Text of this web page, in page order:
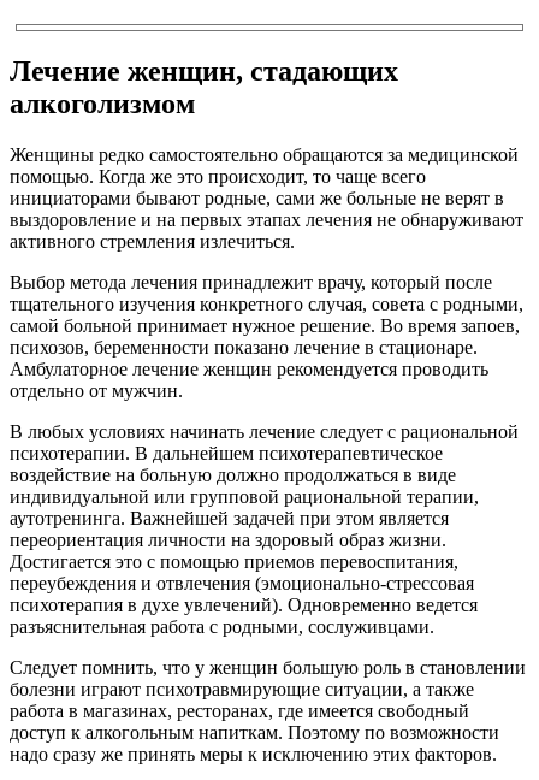
Лечение женщин, стадающих
алкоголизмом
Женщины редко самостоятельно обращаются за медицинской
помощью. Когда же это происходит, то чаще всего
инициаторами бывают родные, сами же больные не верят в
выздоровление и на первых этапах лечения не обнаруживают
активного стремления излечиться.
Выбор метода лечения принадлежит врачу, который после
тщательного изучения конкретного случая, совета с родными,
самой больной принимает нужное решение. Во время запоев,
психозов, беременности показано лечение в стационаре.
Амбулаторное лечение женщин рекомендуется проводить
отдельно от мужчин.
В любых условиях начинать лечение следует с рациональной
психотерапии. В дальнейшем психотерапевтическое
воздействие на больную должно продолжаться в виде
индивидуальной или групповой рациональной терапии,
аутотренинга. Важнейшей задачей при этом является
переориентация личности на здоровый образ жизни.
Достигается это с помощью приемов перевоспитания,
переубеждения и отвлечения (эмоционально-стрессовая
психотерапия в духе увлечений). Одновременно ведется
разъяснительная работа с родными, сослуживцами.
Следует помнить, что у женщин большую роль в становлении
болезни играют психотравмирующие ситуации, а также
работа в магазинах, ресторанах, где имеется свободный
доступ к алкогольным напиткам. Поэтому по возможности
надо сразу же принять меры к исключению этих факторов.